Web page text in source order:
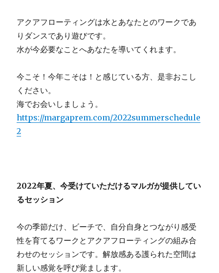
アクアフローティングは水とあなたとのワークであ
りダンスであり遊びです。
水が今必要なことへあなたを導いてくれます。
今こそ！今年こそは！と感じている方、是非おこし
ください。
海でお会いしましょう。
https://margaprem.com/2022summerschedule
2
2022年夏、今受けていただけるマルガが提供してい
るセッション
今の季節だけ、ビーチで、自分自身とつながり感受
性を育てるワークとアクアフローティングの組み合
わせのセッションです。解放感ある護られた空間は
新しい感覚を呼び覚まします。